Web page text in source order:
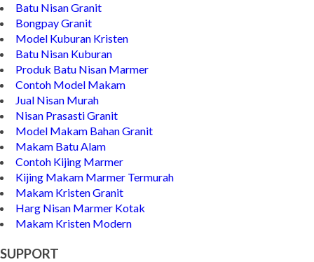
Batu Nisan Granit
Bongpay Granit
Model Kuburan Kristen
Batu Nisan Kuburan
Produk Batu Nisan Marmer
Contoh Model Makam
Jual Nisan Murah
Nisan Prasasti Granit
Model Makam Bahan Granit
Makam Batu Alam
Contoh Kijing Marmer
Kijing Makam Marmer Termurah
Makam Kristen Granit
Harg Nisan Marmer Kotak
Makam Kristen Modern
SUPPORT